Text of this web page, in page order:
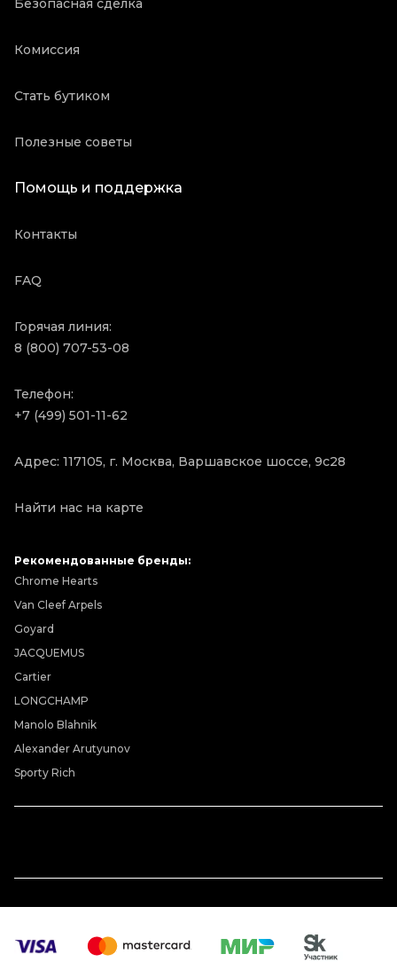
Безопасная сделка
Комиссия
Стать бутиком
Полезные советы
Помощь и поддержка
Контакты
FAQ
Горячая линия:
8 (800) 707-53-08
Телефон:
+7 (499) 501-11-62
Адрес: 117105, г. Москва, Варшавское шоссе, 9с28
Найти нас на карте
Рекомендованные бренды:
Chrome Hearts
Van Cleef Arpels
Goyard
JACQUEMUS
Cartier
LONGCHAMP
Manolo Blahnik
Alexander Arutyunov
Sporty Rich